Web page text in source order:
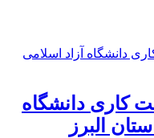
کاری دانشگاه
البرز